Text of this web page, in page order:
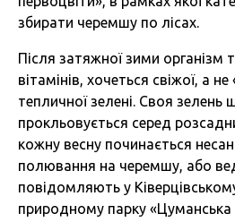
збирати черемшу по лісах.
Після затяжної зими організм
вітамінів, хочеться свіжої, а не
тепличної зелені. Своя зелень
прокльовується серед
кожну весну починається
полювання на черемшу, або
повідомляють у
природному парку